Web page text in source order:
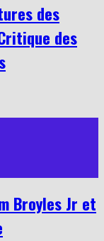
des
des
Broyles Jr et